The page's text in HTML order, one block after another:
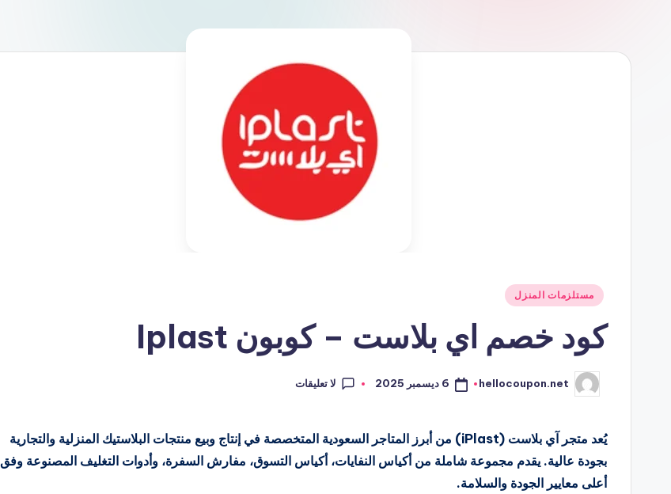
نُشرمستلزمات المنزل
كود خصم اي بلاست – كوبون Iplast
تمّ
النشر
hellocoupon.net 6 ديسمبر 2025 لا تعليقات
يُعد متجر آي بلاست (iPlast) من أبرز المتاجر السعودية المتخصصة في إنتاج وبيع منتجات البلاستيك المنزلية والتجارية
بجودة عالية. يقدم مجموعة شاملة من أكياس النفايات، أكياس التسوق، مفارش السفرة، وأدوات التغليف المصنوعة وفق
أعلى معايير الجودة والسلامة.